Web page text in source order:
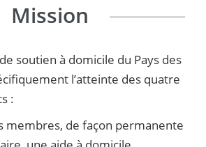
Mission
soutien à domicile du Pays des
l’atteinte des quatre
:
membres, de façon permanente